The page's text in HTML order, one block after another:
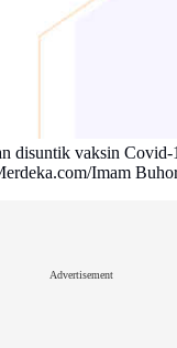
disuntik vaksin Covid-
Imam
Advertisement